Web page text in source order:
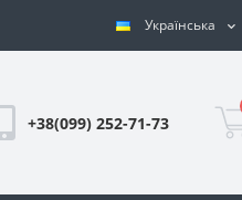
Українська
+38(099) 252-71-73